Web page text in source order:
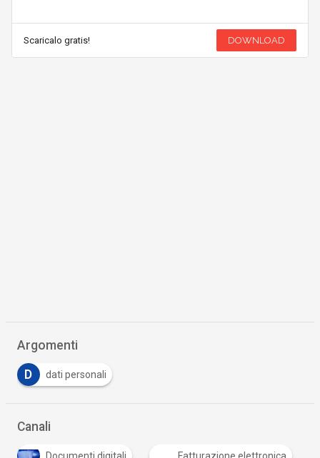
Scaricalo gratis! DOWNLOAD
Argomenti
D dati personali
Canali